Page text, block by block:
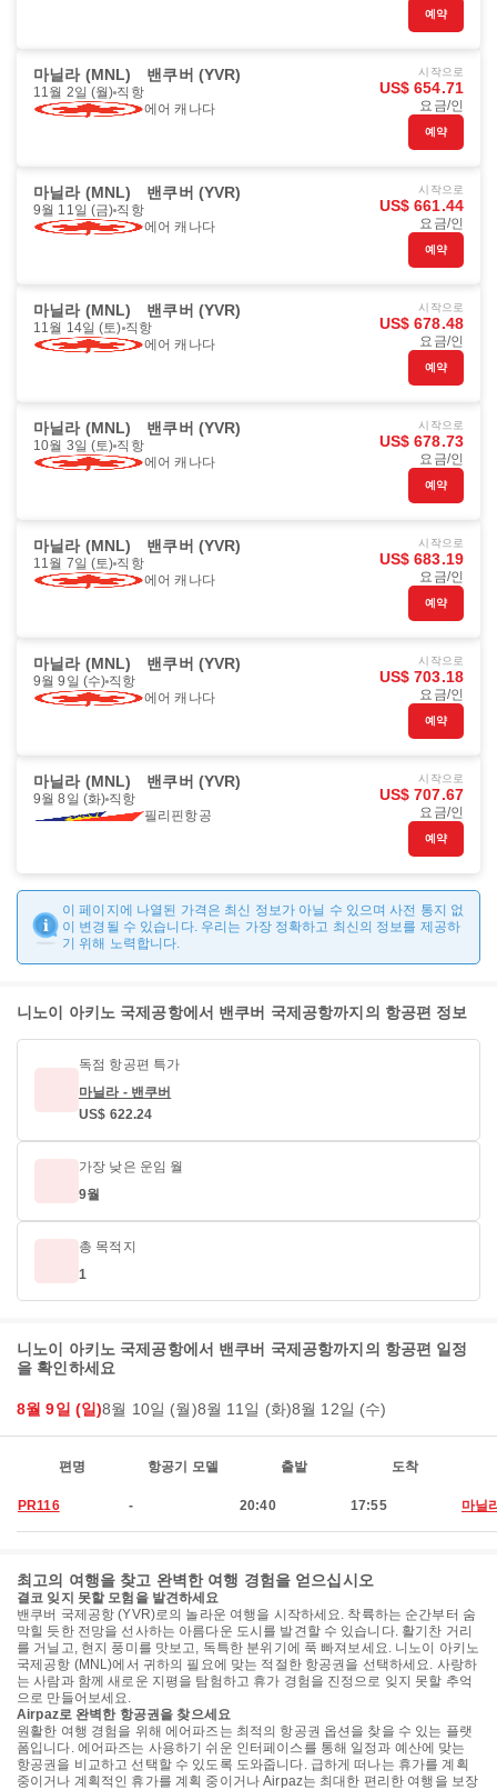
예약
마닐라 (MNL) 밴쿠버 (YVR)
11월 2일 (월) 직항
에어 캐나다
시작으로
US$ 654.71
요금/인
예약
마닐라 (MNL) 밴쿠버 (YVR)
9월 11일 (금) 직항
에어 캐나다
시작으로
US$ 661.44
요금/인
예약
마닐라 (MNL) 밴쿠버 (YVR)
11월 14일 (토) 직항
에어 캐나다
시작으로
US$ 678.48
요금/인
예약
마닐라 (MNL) 밴쿠버 (YVR)
10월 3일 (토) 직항
에어 캐나다
시작으로
US$ 678.73
요금/인
예약
마닐라 (MNL) 밴쿠버 (YVR)
11월 7일 (토) 직항
에어 캐나다
시작으로
US$ 683.19
요금/인
예약
마닐라 (MNL) 밴쿠버 (YVR)
9월 9일 (수) 직항
에어 캐나다
시작으로
US$ 703.18
요금/인
예약
마닐라 (MNL) 밴쿠버 (YVR)
9월 8일 (화) 직항
필리핀항공
시작으로
US$ 707.67
요금/인
예약
이 페이지에 나열된 가격은 최신 정보가 아닐 수 있으며 사전 통지 없
이 변경될 수 있습니다. 우리는 가장 정확하고 최신의 정보를 제공하
기 위해 노력합니다.
니노이 아키노 국제공항에서 밴쿠버 국제공항까지의 항공편 정보
독점 항공편 특가
마닐라 - 밴쿠버
US$ 622.24
가장 낮은 운임 월
9월
총 목적지
1
니노이 아키노 국제공항에서 밴쿠버 국제공항까지의 항공편 일정
을 확인하세요
8월 9일 (일)8월 10일 (월)8월 11일 (화)8월 12일 (수)
편명 항공기 모델 출발 도착
PR116 - 20:40 17:55 마닐
최고의 여행을 찾고 완벽한 여행 경험을 얻으십시오
결코 잊지 못할 모험을 발견하세요
밴쿠버 국제공항 (YVR)로의 놀라운 여행을 시작하세요. 착륙하는 순간부터 숨
막힐 듯한 전망을 선사하는 아름다운 도시를 발견할 수 있습니다. 활기찬 거리
를 거닐고, 현지 풍미를 맛보고, 독특한 분위기에 푹 빠져보세요. 니노이 아키노
국제공항 (MNL)에서 귀하의 필요에 맞는 적절한 항공권을 선택하세요. 사랑하
는 사람과 함께 새로운 지평을 탐험하고 휴가 경험을 진정으로 잊지 못할 추억
으로 만들어보세요.
Airpaz로 완벽한 항공권을 찾으세요
원활한 여행 경험을 위해 에어파즈는 최적의 항공권 옵션을 찾을 수 있는 플랫
폼입니다. 에어파즈는 사용하기 쉬운 인터페이스를 통해 일정과 예산에 맞는
항공권을 비교하고 선택할 수 있도록 도와줍니다. 급하게 떠나는 휴가를 계획
중이거나 계획적인 휴가를 계획 중이거나 Airpaz는 최대한 편리한 여행을 보장